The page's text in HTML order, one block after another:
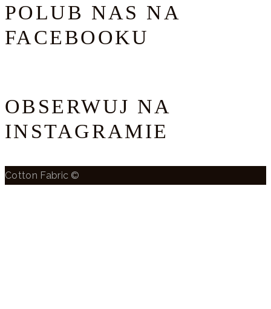
POLUB NAS NA
FACEBOOKU
OBSERWUJ NA
INSTAGRAMIE
Cotton Fabric ©